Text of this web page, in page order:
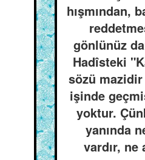
hışmından,
gönlünüz
Hadîsteki
sözü mazidir
işinde
yoktur.
yanında
vardır, ne